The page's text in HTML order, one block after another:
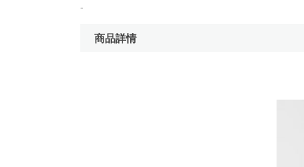
-
商品詳情